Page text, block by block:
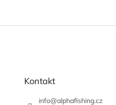
Kontakt
info@alphafishing.cz